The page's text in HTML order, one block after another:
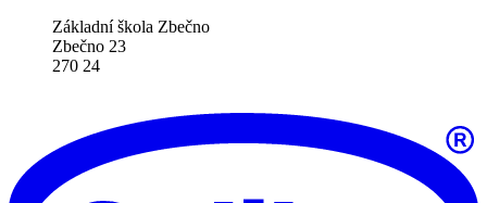
Základní škola Zbečno
Zbečno 23
270 24